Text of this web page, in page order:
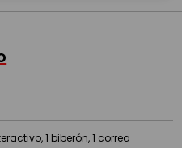
1 biberón, 1 correa